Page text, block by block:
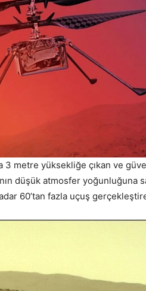
3 metre yüksekliğe çıkan ve
düşük atmosfer yoğunluğuna
60’tan fazla uçuş